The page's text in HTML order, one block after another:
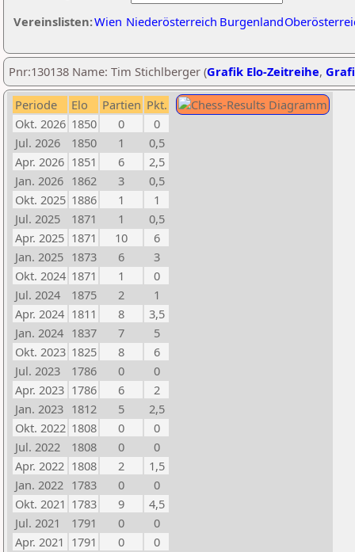
Vereinslisten:Wien Niederösterreich Burgenland
Pnr:130138 Name: Tim Stichlberger (Grafik Elo-Zeitreihe,
Periode Elo Partien Pkt.
Okt. 2026 1850 0
0
Jul. 2026
1850 1
0,5
Apr. 2026 1851 6
2,5
Jan. 2026 1862 3
0,5
Okt. 2025 1886 1
1
Jul. 2025
1871 1
0,5
Apr. 2025 1871 10
6
Jan. 2025 1873 6
3
Okt. 2024 1871 1
0
Jul. 2024
1875 2
1
Apr. 2024 1811 8
3,5
Jan. 2024 1837 7
5
Okt. 2023 1825 8
6
Jul. 2023
1786 0
0
Apr. 2023 1786 6
2
Jan. 2023 1812 5
2,5
Okt. 2022 1808 0
0
Jul. 2022
1808 0
0
Apr. 2022 1808 2
1,5
Jan. 2022 1783 0
0
Okt. 2021 1783 9
4,5
Jul. 2021
1791 0
0
Apr. 2021 1791 0
0